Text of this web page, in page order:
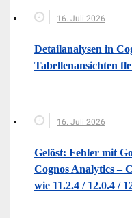
16. Juli 2026
Detailanalysen in
Tabellenansichten
16. Juli 2026
Gelöst: Fehler mit
Cognos Analytics –
wie 11.2.4 / 12.0.4 /